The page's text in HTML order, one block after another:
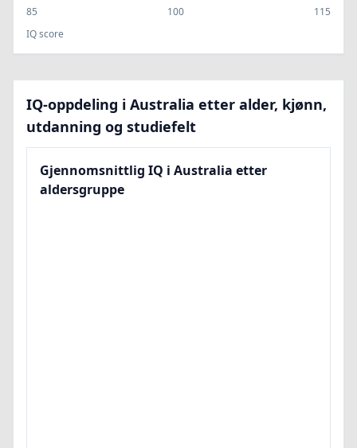
85 100
115
IQ score
IQ-oppdeling i Australia etter alder, kjønn,
utdanning og studiefelt
Gjennomsnittlig IQ i Australia etter
aldersgruppe